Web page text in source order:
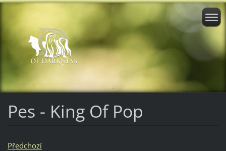
Pes - King Of Pop
Předchozí